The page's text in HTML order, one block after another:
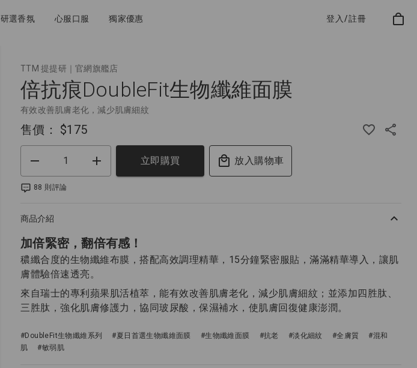
研選香氛 心服口服 獨家優惠 登入/註冊
TTM 提提研｜官網旗艦店
倍抗痕DoubleFit生物纖維面膜
有效改善肌膚老化，減少肌膚細紋
售價： $175
立即購買 放入購物車
88 則評論
商品介紹
加倍緊密，翻倍有感！
穠纖合度的生物纖維布膜，搭配高效調理精華，15分鐘緊密服貼，滿滿精華導入，讓肌
膚體驗倍速透亮。
來自瑞士的專利蘋果肌活植萃，能有效改善肌膚老化，減少肌膚細紋；並添加四胜肽、
三胜肽，強化肌膚修護力，協同玻尿酸，保濕補水，使肌膚回復健康澎潤。
#DoubleFit生物纖維系列 #夏日首選生物纖維面膜 #生物纖維面膜 #抗老 #淡化細紋 #全膚質
#混和
肌
#敏弱肌